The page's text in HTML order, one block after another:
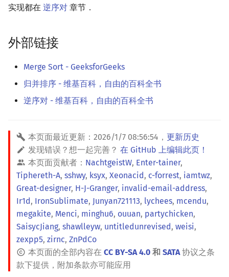
实现都在 逆序对 章节．
外部链接
Merge Sort - GeeksforGeeks
归并排序 - 维基百科，自由的百科全书
逆序对 - 维基百科，自由的百科全书
本页面最近更新： 2026/1/7 08:56:54 ， 更新历史
发现错误？想一起完善？ 在 GitHub 上编辑此页！
本页面贡献者： NachtgeistW, Enter-tainer,
Tiphereth-A, sshwy, ksyx, Xeonacid, c-forrest, iamtwz,
Great-designer, H-J-Granger, invalid-email-address,
Ir1d, IronSublimate, Junyan721113, lychees, mcendu,
megakite, Menci, minghu6, ouuan, partychicken,
SaisycJiang, shawlleyw, untitledunrevised, weisi,
zexpp5, zirnc, ZnPdCo
本页面的全部内容在 CC BY-SA 4.0 和 SATA协议之条
款下提供，附加条款亦可能应用